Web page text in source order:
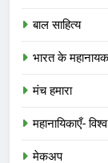
बाल साहित्य
भारत के
मंच हमारा
महानायिकाएँ-
मेकअप